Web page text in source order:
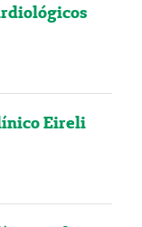
Eireli